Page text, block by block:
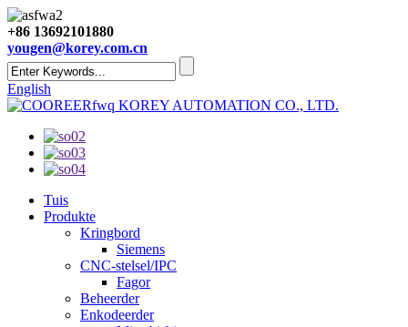
+86 13692101880
yougen@korey.com.cn
English
KOREY AUTOMATION CO., LTD.
Tuis
Produkte
Kringbord
Siemens
CNC-stelsel/IPC
Fagor
Beheerder
Enkodeerder